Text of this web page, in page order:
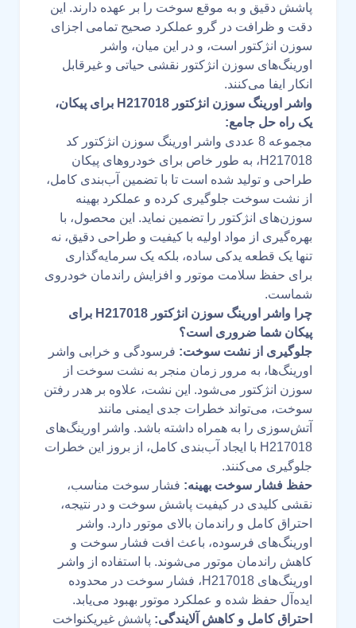
پاشش دقیق و به موقع سوخت را بر عهده دارند. این
دقت و ظرافت در گرو عملکرد صحیح تمامی اجزای
سوزن انژکتور است، و در این میان، واشر
اورینگ‌های سوزن انژکتور نقشی حیاتی و غیرقابل
انکار ایفا می‌کنند.
واشر اورینگ سوزن انژکتور H217018 برای پیکان،
یک راه حل جامع:
مجموعه 8 عددی واشر اورینگ سوزن انژکتور کد
H217018، به طور خاص برای خودروهای پیکان
طراحی و تولید شده است تا با تضمین آب‌بندی کامل،
از نشت سوخت جلوگیری کرده و عملکرد بهینه
سوزن‌های انژکتور را تضمین نماید. این محصول، با
بهره‌گیری از مواد اولیه با کیفیت و طراحی دقیق، نه
تنها یک قطعه یدکی ساده، بلکه یک سرمایه‌گذاری
برای حفظ سلامت موتور و افزایش راندمان خودروی
شماست.
چرا واشر اورینگ سوزن انژکتور H217018 برای
پیکان شما ضروری است؟
جلوگیری از نشت سوخت: فرسودگی و خرابی واشر
اورینگ‌ها، به مرور زمان منجر به نشت سوخت از
سوزن انژکتور می‌شود. این نشت، علاوه بر هدر رفتن
سوخت، می‌تواند خطرات جدی ایمنی مانند
آتش‌سوزی را به همراه داشته باشد. واشر اورینگ‌های
H217018 با ایجاد آب‌بندی کامل، از بروز این خطرات
جلوگیری می‌کنند.
حفظ فشار سوخت بهینه: فشار سوخت مناسب،
نقشی کلیدی در کیفیت پاشش سوخت و در نتیجه،
احتراق کامل و راندمان بالای موتور دارد. واشر
اورینگ‌های فرسوده، باعث افت فشار سوخت و
کاهش راندمان موتور می‌شوند. با استفاده از واشر
اورینگ‌های H217018، فشار سوخت در محدوده
ایده‌آل حفظ شده و عملکرد موتور بهبود می‌یابد.
احتراق کامل و کاهش آلایندگی: پاشش غیریکنواخت